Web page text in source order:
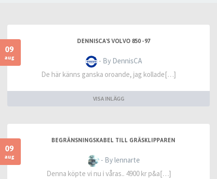
09
aug
DENNISCA'S VOLVO 850 -97
- By DennisCA
De här känns ganska oroande, jag kollade[…]
VISA INLÄGG
09
aug
BEGRÄNSNINGSKABEL TILL GRÄSKLIPPAREN
- By lennarte
Denna köpte vi nu i våras.. 4900 kr p&a[…]